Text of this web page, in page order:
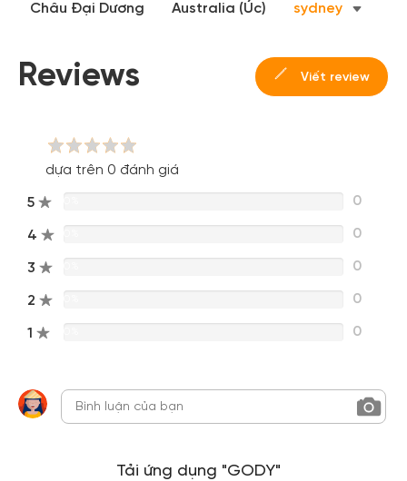
Châu Đại Dương Australia (Úc) sydney
Reviews Viết review
dựa trên 0 đánh giá
5 0
4 0
3 0
2 0
1 0
Tải ứng dụng "GODY"